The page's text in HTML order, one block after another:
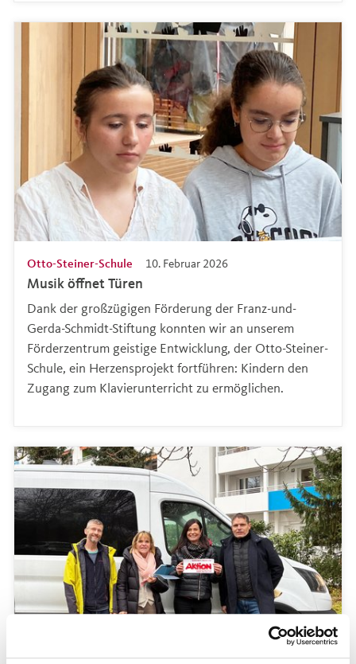
Musik öffnet Türen
10. Februar 2026
Otto-Steiner-Schule
Dank der großzügigen Förderung der Franz-und-
Gerda-Schmidt-Stiftung konnten wir an unserem
Förderzentrum geistige Entwicklung, der Otto-Steiner-
Schule, ein Herzensprojekt fortführen: Kindern den
Zugang zum Klavierunterricht zu ermöglichen.